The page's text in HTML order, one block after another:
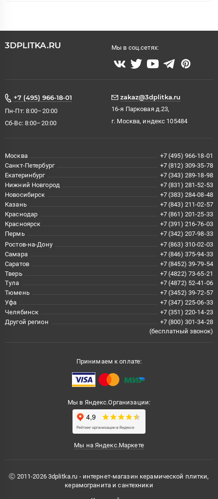
3DPLITKA.RU Мы в соц.сетях:
+7 (495) 966-18-01
Пн-Пт: 8:00–20:00
Сб-Вс: 8:00–20:00
zakaz@3dplitka.ru
16-я Парковая д.23,
г. Москва, индекс 105484
Москва
+7 (495) 966-18-01
Санкт-Петербург
+7 (812) 309-35-78
Екатеринбург
+7 (343) 289-18-98
Нижний Новгород
+7 (831) 281-52-53
Новосибирск
+7 (383) 284-08-48
Казань
+7 (843) 211-02-57
Краснодар
+7 (861) 201-25-33
Красноярск
+7 (391) 216-76-03
Пермь
+7 (342) 207-98-33
Ростов-на-Дону
+7 (863) 310-02-03
Самара
+7 (846) 375-94-33
Саратов
+7 (8452) 39-79-54
Тверь
+7 (4822) 73-65-21
Тула
+7 (4872) 52-41-06
Тюмень
+7 (3452) 39-72-57
Уфа
+7 (347) 225-06-33
Челябинск
+7 (351) 220-14-23
Другой регион
+7 (800) 301-34-28
(бесплатный звонок)
Принимаем к оплате:
Мы в Яндекс.Организации:
Мы на Яндекс.Маркете
Ⓒ 2011-2026 3dplitka.ru - интернет-магазин керамической плитки,
керамогранита и сантехники